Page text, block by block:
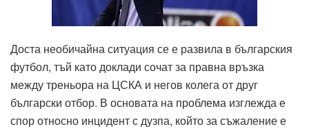
Доста необичайна ситуация се е развила в българския
футбол, тъй като доклади сочат за правна връзка
между треньора на ЦСКА и негов колега от друг
български отбор. В основата на проблема изглежда е
спор относно инцидент с дузпа, който за съжаление е